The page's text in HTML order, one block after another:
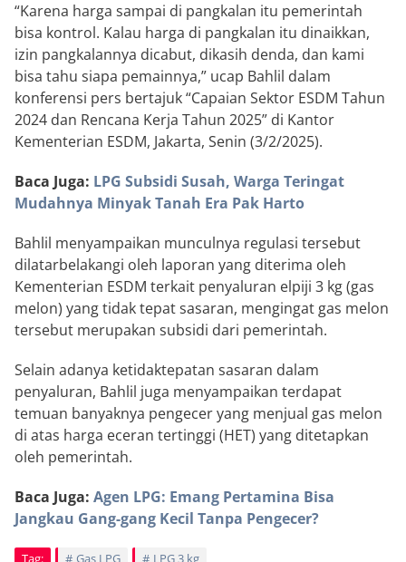
“Karena harga sampai di pangkalan itu pemerintah
bisa kontrol. Kalau harga di pangkalan itu dinaikkan,
izin pangkalannya dicabut, dikasih denda, dan kami
bisa tahu siapa pemainnya,” ucap Bahlil dalam
konferensi pers bertajuk “Capaian Sektor ESDM Tahun
2024 dan Rencana Kerja Tahun 2025” di Kantor
Kementerian ESDM, Jakarta, Senin (3/2/2025).
Baca Juga: LPG Subsidi Susah, Warga Teringat
Mudahnya Minyak Tanah Era Pak Harto
Bahlil menyampaikan munculnya regulasi tersebut
dilatarbelakangi oleh laporan yang diterima oleh
Kementerian ESDM terkait penyaluran elpiji 3 kg (gas
melon) yang tidak tepat sasaran, mengingat gas melon
tersebut merupakan subsidi dari pemerintah.
Selain adanya ketidaktepatan sasaran dalam
penyaluran, Bahlil juga menyampaikan terdapat
temuan banyaknya pengecer yang menjual gas melon
di atas harga eceran tertinggi (HET) yang ditetapkan
oleh pemerintah.
Baca Juga: Agen LPG: Emang Pertamina Bisa
Jangkau Gang-gang Kecil Tanpa Pengecer?
Tag: Gas LPG
LPG 3 kg